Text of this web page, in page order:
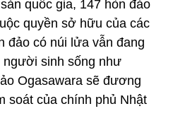
quốc gia, 147 hòn đảo
quyền sở hữu của các
đảo có núi lửa vẫn đang
người sinh sống như
Ogasawara sẽ đương
soát của chính phủ Nhật